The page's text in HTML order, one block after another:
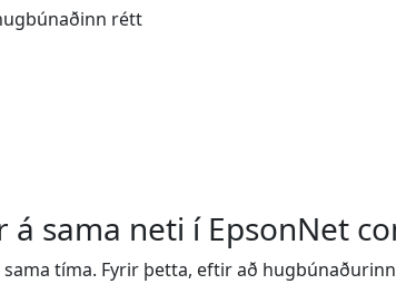
rétt
sama neti í EpsonNet
tíma. Fyrir þetta, eftir að